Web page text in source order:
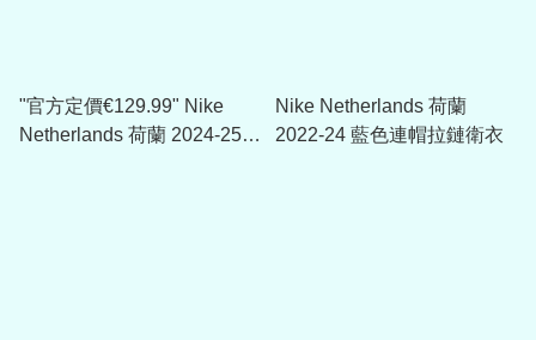
"官方定價€129.99" Nike
Netherlands 荷蘭 2024-25
Nike Netherlands 荷蘭
2022-24 藍色連帽拉鏈衛衣